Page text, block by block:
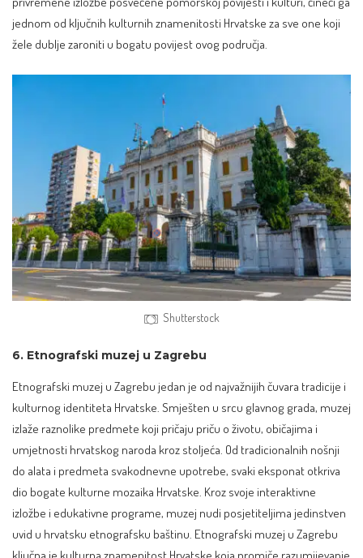
jednom od ključnih kulturnih znamenitosti Hrvatske za sve one koji
žele dublje zaroniti u bogatu povijest ovog područja.
Shutterstock
6. Etnografski muzej u Zagrebu
Etnografski muzej u Zagrebu jedan je od najvažnijih čuvara tradicije i
kulturnog identiteta Hrvatske. Smješten u srcu glavnog grada, muzej
izlaže raznolike predmete koji pričaju priču o životu, običajima i
umjetnosti hrvatskog naroda kroz stoljeća. Od tradicionalnih nošnji
do alata i predmeta svakodnevne upotrebe, svaki eksponat otkriva
dio bogate kulturne mozaika Hrvatske. Kroz svoje interaktivne
izložbe i edukativne programe, muzej nudi posjetiteljima jedinstven
uvid u hrvatsku etnografsku baštinu. Etnografski muzej u Zagrebu
ključna je kulturna znamenitost Hrvatske koja promiče razumijevanje